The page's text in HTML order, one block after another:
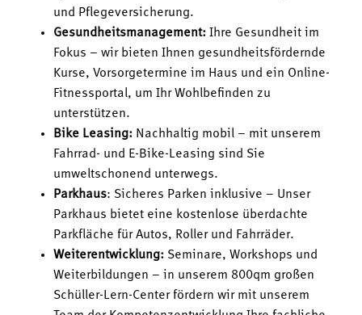
und Pflegeversicherung.
Gesundheitsmanagement: Ihre Gesundheit im
Fokus – wir bieten Ihnen gesundheitsfördernde
Kurse, Vorsorgetermine im Haus und ein Online-
Fitnessportal, um Ihr Wohlbefinden zu
unterstützen.
Bike Leasing: Nachhaltig mobil – mit unserem
Fahrrad- und E-Bike-Leasing sind Sie
umweltschonend unterwegs.
Parkhaus: Sicheres Parken inklusive – Unser
Parkhaus bietet eine kostenlose überdachte
Parkfläche für Autos, Roller und Fahrräder.
Weiterentwicklung: Seminare, Workshops und
Weiterbildungen – in unserem 800qm großen
Schüller-Lern-Center fördern wir mit unserem